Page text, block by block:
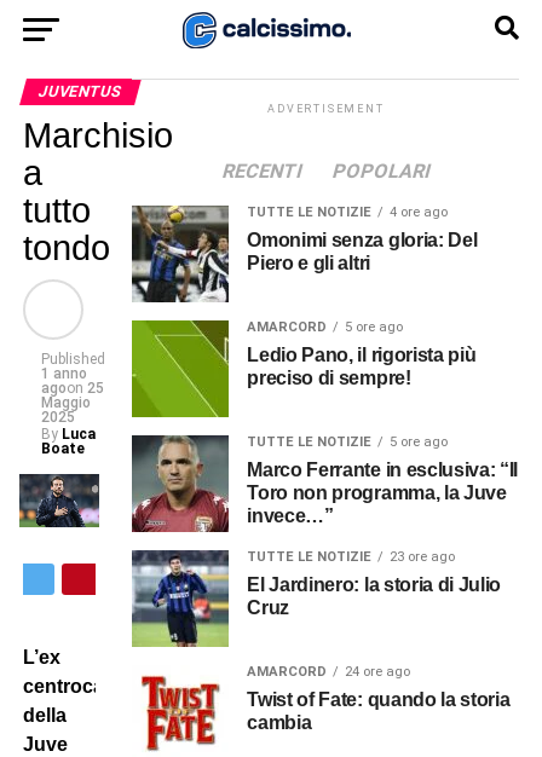
JUVENTUS
Marchisio
a
tutto
tondo
Published
1 anno
agoon 25
Maggio
2025
By Luca
Boate
L’ex
centrocampista
della
Juve
ADVERTISEMENT
RECENTI POPOLARI
TUTTE LE NOTIZIE 4 ore ago
Omonimi senza gloria: Del
Piero e gli altri
AMARCORD 5 ore ago
Ledio Pano, il rigorista più
preciso di sempre!
TUTTE LE NOTIZIE 5 ore ago
Marco Ferrante in esclusiva: “Il
Toro non programma, la Juve
invece…”
TUTTE LE NOTIZIE 23 ore ago
El Jardinero: la storia di Julio
Cruz
AMARCORD 24 ore ago
Twist of Fate: quando la storia
cambia